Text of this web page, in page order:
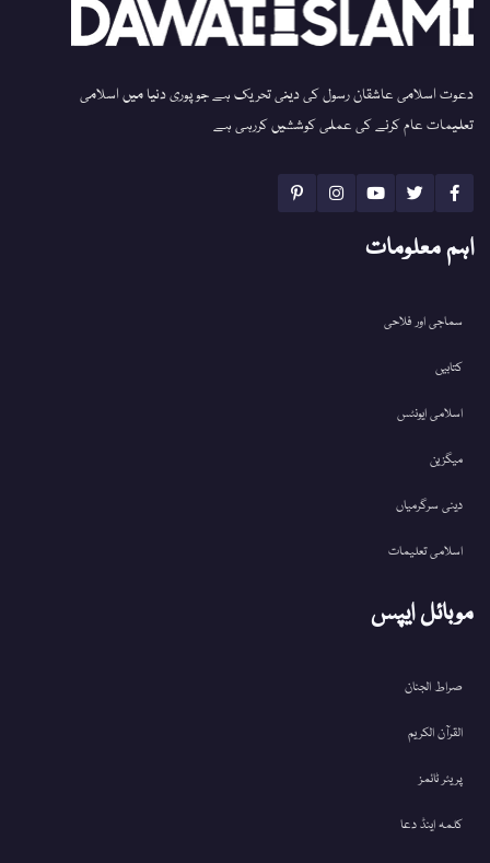
دعوت اسلامی عاشقان رسول کی دینی تحریک ہے جو پوری دنیا میں اسلامی
تعلیمات عام کرنے کی عملی کوششیں کررہی ہے
اہم معلومات
سماجی اور فلاحی
کتابیں
اسلامی ایونٹس
میگزین
دینی سرگرمیاں
اسلامی تعلیمات
موبائل ایپس
صراط الجنان
القرآن الکریم
پریئر ٹائمز
کلمہ اینڈ دعا